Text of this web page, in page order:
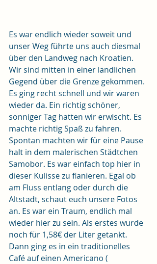
Es war endlich wieder soweit und
unser Weg führte uns auch diesmal
über den Landweg nach Kroatien.
Wir sind mitten in einer ländlichen
Gegend über die Grenze gekommen.
Es ging recht schnell und wir waren
wieder da. Ein richtig schöner,
sonniger Tag hatten wir erwischt. Es
machte richtig Spaß zu fahren.
Spontan machten wir für eine Pause
halt in dem malerischen Städtchen
Samobor. Es war einfach top hier in
dieser Kulisse zu flanieren. Egal ob
am Fluss entlang oder durch die
Altstadt, schaut euch unsere Fotos
an. Es war ein Traum, endlich mal
wieder hier zu sein. Als erstes wurde
noch für 1,58€ der Liter getankt.
Dann ging es in ein traditionelles
Café auf einen Americano (